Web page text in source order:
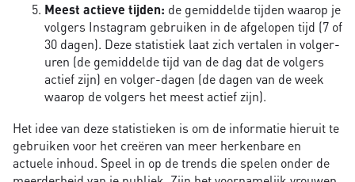
Meest actieve tijden: de gemiddelde tijden waarop je
volgers Instagram gebruiken in de afgelopen tijd (7 of
30 dagen). Deze statistiek laat zich vertalen in volger-
uren (de gemiddelde tijd van de dag dat de volgers
actief zijn) en volger-dagen (de dagen van de week
waarop de volgers het meest actief zijn).
Het idee van deze statistieken is om de informatie hieruit te
gebruiken voor het creëren van meer herkenbare en
actuele inhoud. Speel in op de trends die spelen onder de